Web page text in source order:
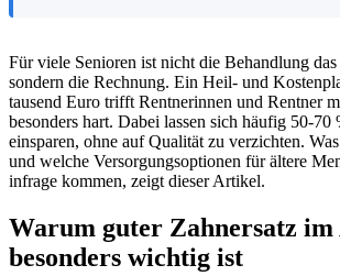
Für viele Senioren ist nicht die Behandlung
sondern die Rechnung. Ein Heil- und
tausend Euro trifft Rentnerinnen und Rentner
besonders hart. Dabei lassen sich häufig 50-70
einsparen, ohne auf Qualität zu verzichten.
und welche Versorgungsoptionen für ältere
infrage kommen, zeigt dieser Artikel.
Warum guter Zahnersatz
besonders wichtig ist